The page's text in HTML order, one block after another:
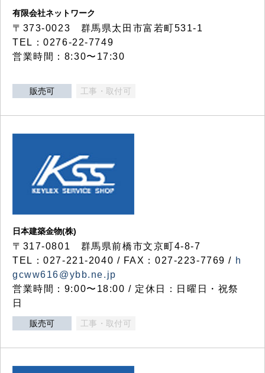
有限会社ネットワーク
〒373-0023 群馬県太田市富若町531-1
TEL：0276-22-7749
営業時間：8:30〜17:30
販売可 工事・取付可
日本建築金物(株)
〒317‐0801 群馬県前橋市文京町4-8-7
TEL：027-221-2040 / FAX：027-223-7769 / h
gcww616@ybb.ne.jp
営業時間：9:00〜18:00 / 定休日：日曜日・祝祭
日
販売可 工事・取付可